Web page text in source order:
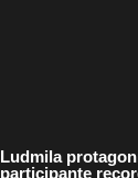
Ludmila
participante